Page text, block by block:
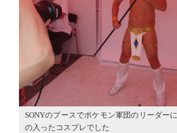
SONYのブースでポケモン軍団のリーダー
の入ったコスプレでした